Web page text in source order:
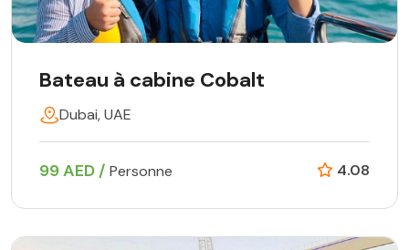
Bateau à cabine Cobalt
Dubai, UAE
99 AED / Personne 4.08